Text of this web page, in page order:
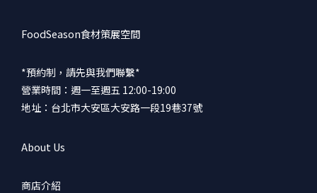
FoodSeason食材策展空間
*預約制，請先與我們聯繫*
營業時間：週一至週五 12:00-19:00
地址：台北市大安區大安路一段19巷37號
About Us
商店介紹